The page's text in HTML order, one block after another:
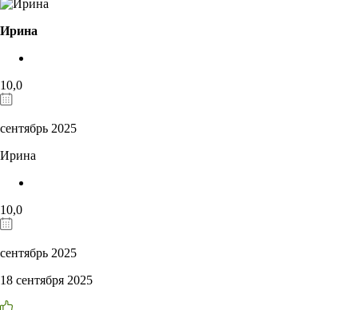
Ирина
10,0
сентябрь 2025
Ирина
10,0
сентябрь 2025
18 сентября 2025